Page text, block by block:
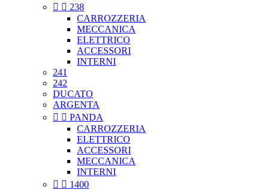
  238
CARROZZERIA
MECCANICA
ELETTRICO
ACCESSORI
INTERNI
241
242
DUCATO
ARGENTA
  PANDA
CARROZZERIA
ELETTRICO
ACCESSORI
MECCANICA
INTERNI
  1400